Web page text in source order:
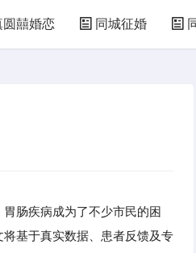
圆囍婚恋 同城征婚
肠疾病成为了不少市民的困
基于真实数据、患者反馈及专